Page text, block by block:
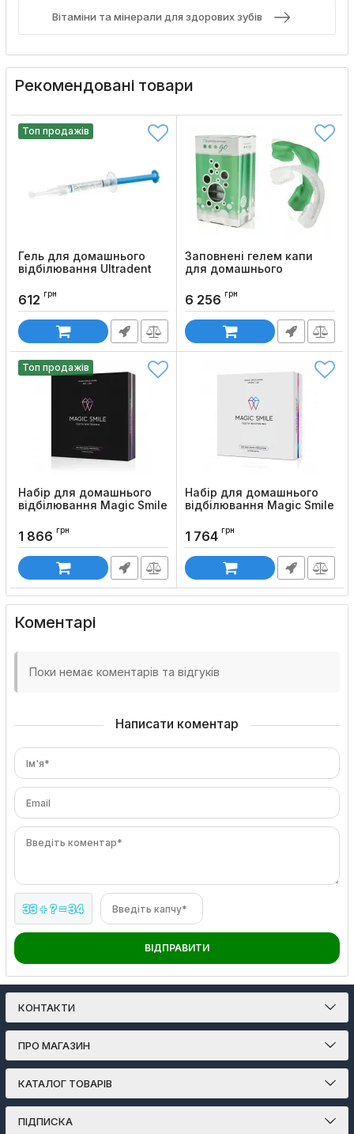
Вітаміни та мінерали для здорових зубів
Рекомендовані товари
Топ продажів
Гель для домашнього
відбілювання Ultradent
Код товару:
612 грн
Заповнені гелем капи
для домашнього
Opalescence Go
Код товару: 1325
6 256 грн
Топ продажів
Набір для домашнього
відбілювання Magic Smile
Код товару:
1 866 грн
Набір для домашнього
відбілювання Magic Smile
Код товару:
1 764 грн
Коментарі
Поки немає коментарів та відгуків
Написати коментар
Ім'я*
Email
Введіть коментар*
33 + ? = 34 Введіть капчу*
ВІДПРАВИТИ
КОНТАКТИ
ПРО МАГАЗИН
КАТАЛОГ ТОВАРІВ
ПІДПИСКА